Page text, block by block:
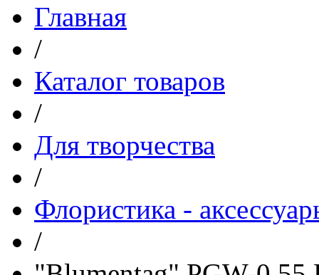
Главная
/
Каталог товаров
/
Для творчества
/
Флористика -
/